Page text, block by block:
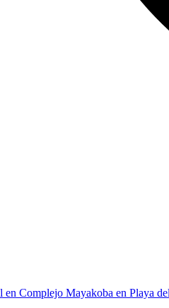
en Complejo Mayakoba en Playa